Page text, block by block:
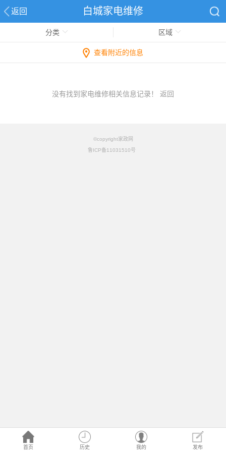
返回 白城家电维修
首页 历史 我的 发布
分类 区域
查看附近的信息
没有找到家电维修相关信息记录！ 返回
©copyright家政网
鲁ICP备11031510号